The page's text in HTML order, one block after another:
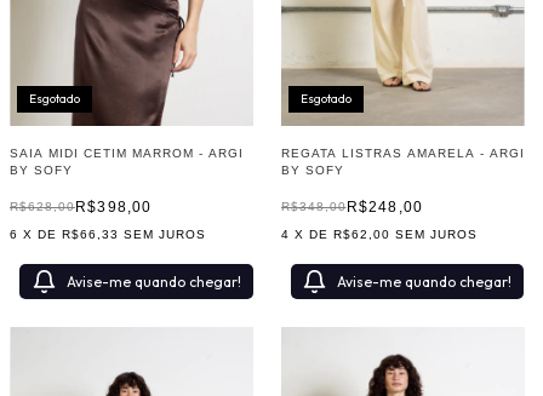
Esgotado
SAIA MIDI CETIM MARROM - ARGI
BY SOFY
R$398,00
R$628,00
6 X DER$66,33 SEM JUROS
Avise-me quando chegar!
Esgotado
REGATA LISTRAS AMARELA - ARGI
BY SOFY
R$248,00
R$348,00
4 X DE R$62,00 SEM JUROS
Avise-me quando chegar!